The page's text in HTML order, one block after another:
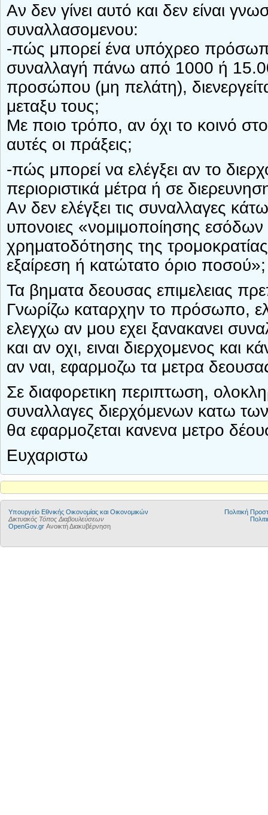
Αν δεν γίνει αυτό και δεν είναι
συναλλασομενου:
-πώς μπορεί ένα υπόχρεο
συναλλαγή πάνω από 1000 ή
προσώπου (μη πελάτη),
μεταξυ τους;
Με ποιο τρόπο, αν όχι το κοινό
αυτές οι πράξεις;
-πώς μπορεί να ελέγξει αν το
περιοριστικά μέτρα ή σε
Αν δεν ελέγξει τις συναλλαγες
υπονοιες «νομιμοποίησης εσόδων
χρηματοδότησης της
εξαίρεση ή κατώτατο όριο ποσού»;
Τα βηματα δεουσας επιμελειας
Γνωρίζω καταρχην το πρόσωπο,
ελεγχω αν μου εχει ξανακανει
και αν οχι, ειναι διερχομενος και
αν ναι, εφαρμοζω τα μετρα
Σε διαφορετικη περιπτωση,
συναλλαγες διερχόμενων κατω
θα εφαρμοζεται κανενα μετρο
Ευχαριστω
Υπουργείο Εθνικής Οικονομίας και Οικονομικών
Δικτυακός Τόπος Διαβουλεύσεων
OpenGov.gr Ανοικτή Διακυβέρνηση
Πολιτική